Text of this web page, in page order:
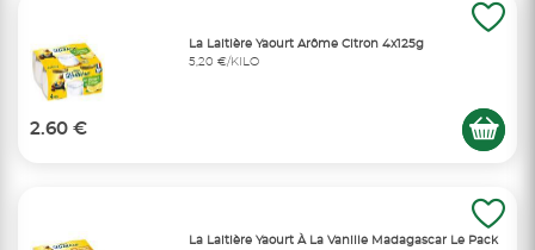
La Laitière Yaourt Arôme Citron 4x125g
5,20 €/KILO
2.60 €
La Laitière Yaourt À La Vanille Madagascar Le Pack